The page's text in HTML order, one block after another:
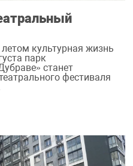
культурная жизнь
парк
станет
фестиваля